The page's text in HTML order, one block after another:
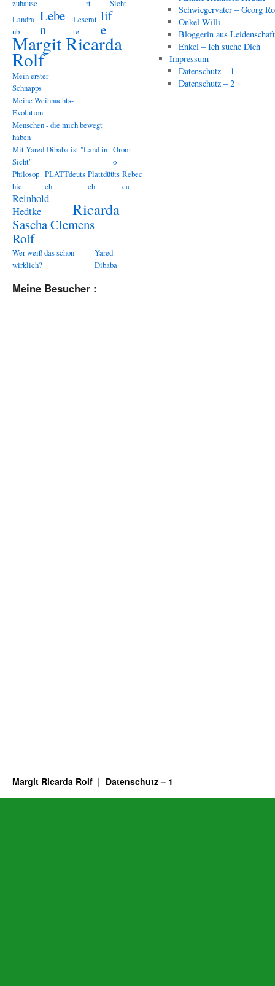
zuhause rt
Sicht
Landra
ub
Lebe
n
Leserat
te
lif
e
Margit Ricarda
Rolf
Mein erster
Schnapps
Meine Weihnachts-
Evolution
Menschen - die mich bewegt
haben
Mit Yared Dibaba ist "Land in
Sicht"
Orom
o
Philosop
hie
PLATTdeuts
ch
Plattdüüts
ch
Rebec
ca
Reinhold
Hedtke
Ricarda
Sascha Clemens
Rolf
Wer weiß das schon
wirklich?
Yared
Dibaba
Meine Besucher :
Schwiegervater – Georg
Onkel Willi
Bloggerin aus Leidenschaft
Enkel – Ich suche Dich
Impressum
Datenschutz – 1
Datenschutz – 2
Margit Ricarda Rolf Datenschutz – 1